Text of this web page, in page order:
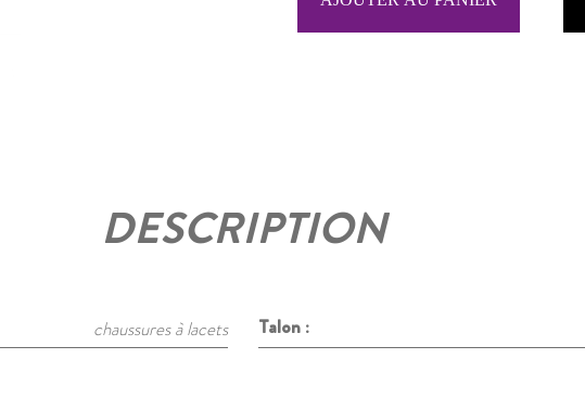
DESCRIPTION
chaussures à lacets Talon :